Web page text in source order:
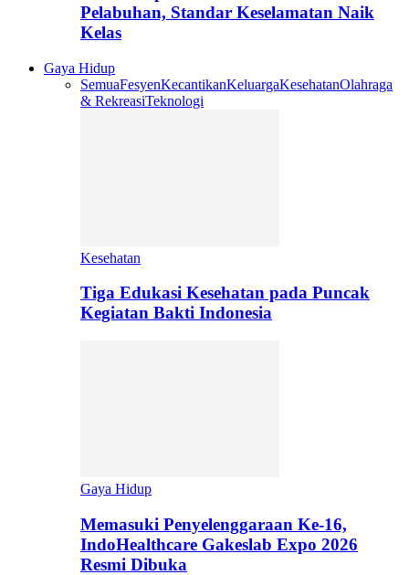
Pelabuhan, Standar Keselamatan Naik
Kelas
Gaya Hidup
SemuaFesyenKecantikanKeluargaKesehatanOlahraga
& RekreasiTeknologi
Kesehatan
Tiga Edukasi Kesehatan pada Puncak
Kegiatan Bakti Indonesia
Gaya Hidup
Memasuki Penyelenggaraan Ke-16,
IndoHealthcare Gakeslab Expo 2026
Resmi Dibuka